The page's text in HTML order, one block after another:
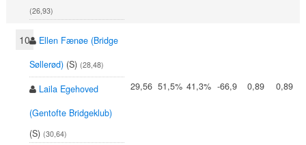
(26,93)
10
Ellen Fænøe (Bridge
Søllerød) (S) (28,48)
Laila Egehoved
(Gentofte Bridgeklub)
(S) (30,64)
29,56 51,5% 41,3% -66,9 0,89 0,89